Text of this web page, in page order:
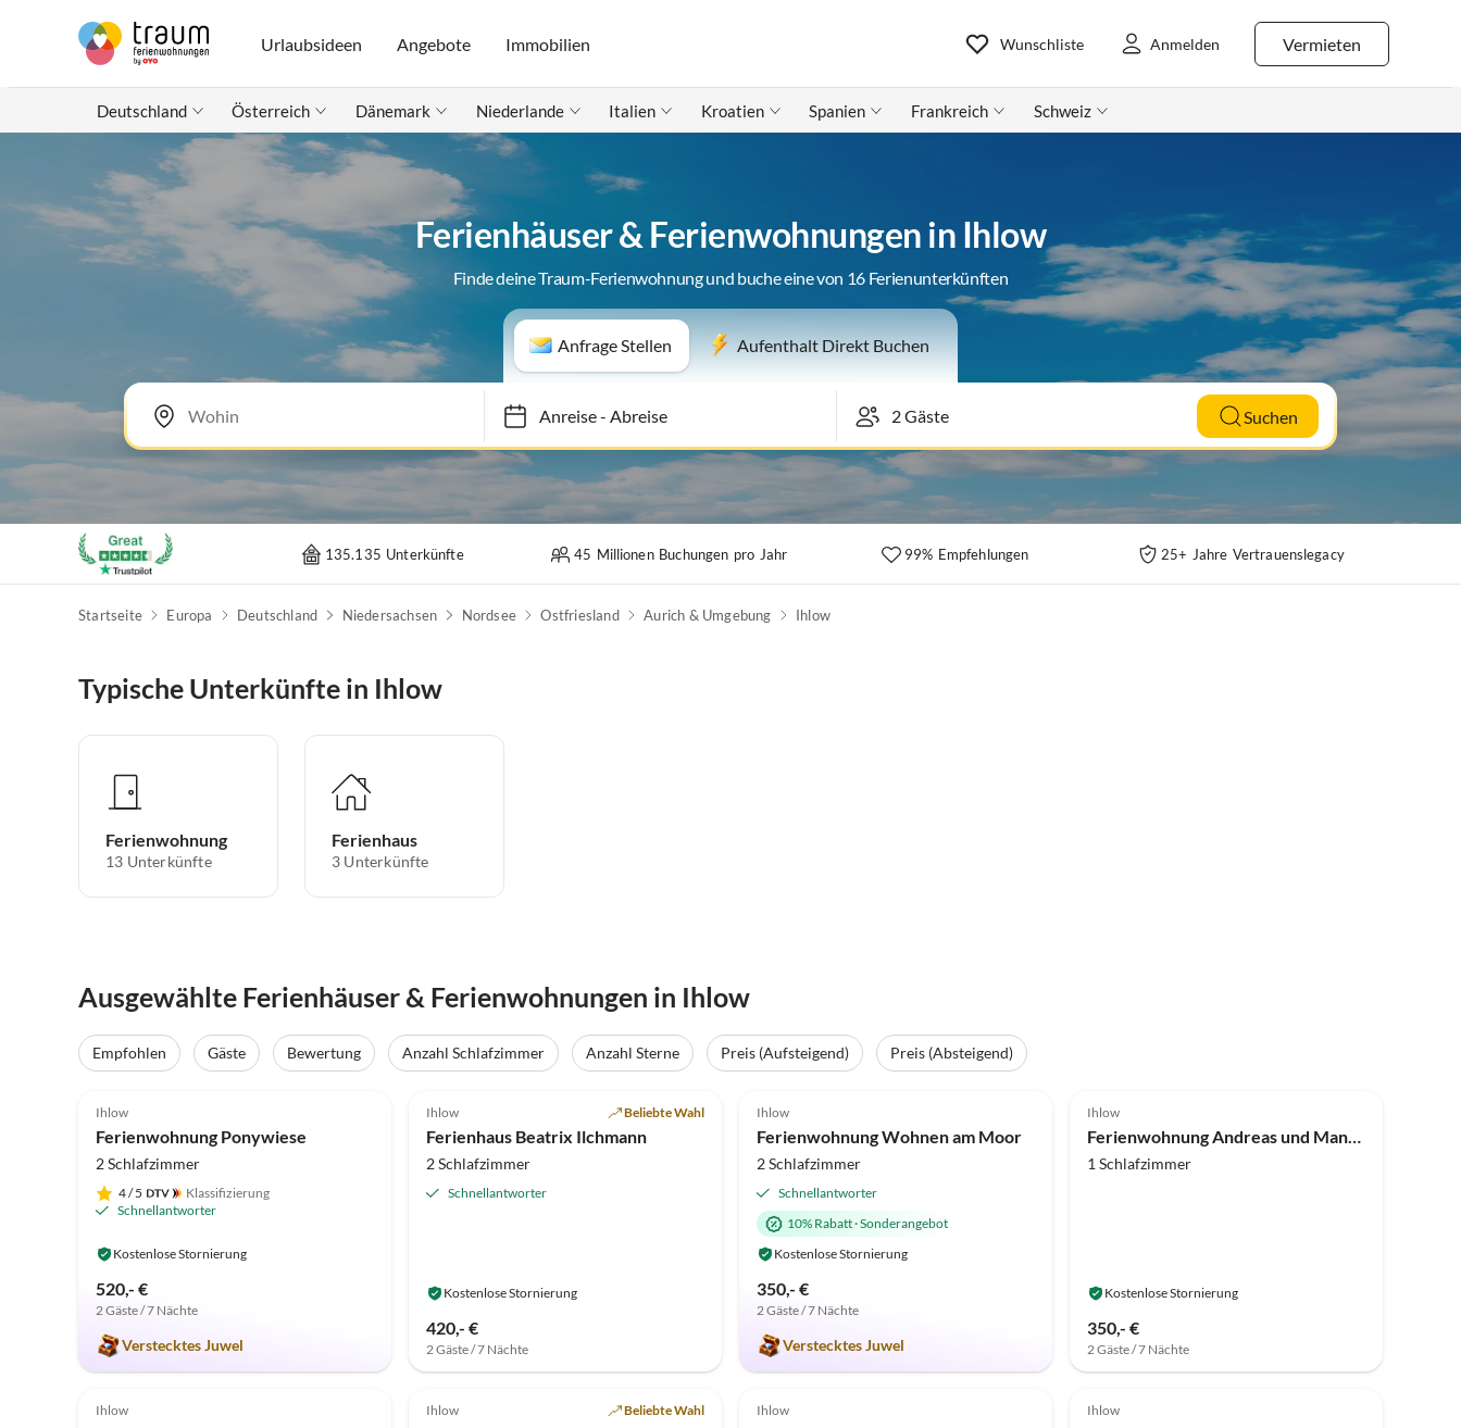
Urlaubsideen Angebote Immobilien Vermieten
Wunschliste Anmelden
Deutschland Österreich Dänemark Niederlande Italien Kroatien Spanien Frankreich Schweiz
Ferienhäuser & Ferienwohnungen in Ihlow
Finde deine Traum-Ferienwohnung und buche eine von 16 Ferienunterkünften
Anfrage Stellen Aufenthalt Direkt Buchen
Anreise-Abreise Suchen
135.135 Unterkünfte 45 Millionen Buchungen pro Jahr 99% Empfehlungen 25+ Jahre Vertrauenslegacy
Startseite Europa Deutschland Niedersachsen Nordsee Ostfriesland Aurich & Umgebung Ihlow
Typische Unterkünfte in Ihlow
Ferienwohnung
13 Unterkünfte
Ferienhaus
3 Unterkünfte
Ausgewählte Ferienhäuser & Ferienwohnungen in Ihlow
Empfohlen Gäste Bewertung Anzahl Schlafzimmer Anzahl Sterne Preis (Aufsteigend)
Preis (Absteigend)
Ihlow
Ferienwohnung Ponywiese
2 Schlafzimmer
4/ 5
Klassifizierung
Schnellantworter
Kostenlose Stornierung
520,- €
2 Gäste / 7 Nächte
Verstecktes Juwel
Ihlow Beliebte Wahl
Ferienhaus Beatrix Ilchmann
2 Schlafzimmer
Schnellantworter
Kostenlose Stornierung
420,- €
2 Gäste / 7 Nächte
Ihlow
Ferienwohnung Wohnen am Moor
2 Schlafzimmer
Schnellantworter
10% Rabatt·Sonderangebot
Kostenlose Stornierung
350,- €
2 Gäste / 7 Nächte
Verstecktes Juwel
Ihlow
Ferienwohnung Andreas und Manuela Ubben
1 Schlafzimmer
Kostenlose Stornierung
350,- €
2 Gäste / 7 Nächte
5.0 (13)
Ihlow
Top-Inserat
4.9 (10)
Ihlow Beliebte Wahl
Top-Inserat
5.0 (8)
Ihlow
Top-Inserat
4.9 (4)
Ihlow